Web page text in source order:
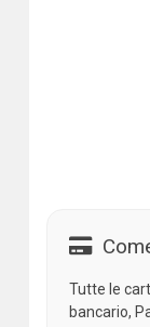
Tutte le
bancario,